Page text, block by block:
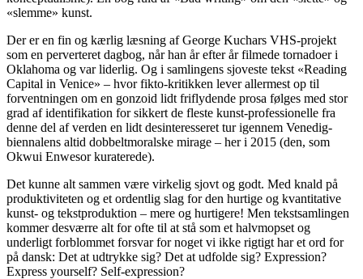
«slemme» kunst.
Der er en fin og kærlig læsning af George Kuchars VHS-projekt
som en perverteret dagbog, når han år efter år filmede tornadoer i
Oklahoma og var liderlig. Og i samlingens sjoveste tekst «Reading
Capital in Venice» – hvor fikto-kritikken lever allermest op til
forventningen om en gonzoid lidt friflydende prosa følges med stor
grad af identifikation for sikkert de fleste kunst-professionelle fra
denne del af verden en lidt desinteresseret tur igennem Venedig-
biennalens altid dobbeltmoralske mirage – her i 2015 (den, som
Okwui Enwesor kuraterede).
Det kunne alt sammen være virkelig sjovt og godt. Med knald på
produktiviteten og et ordentlig slag for den hurtige og kvantitative
kunst- og tekstproduktion – mere og hurtigere! Men tekstsamlingen
kommer desværre alt for ofte til at stå som et halvmopset og
underligt forblommet forsvar for noget vi ikke rigtigt har et ord for
på dansk: Det at udtrykke sig? Det at udfolde sig? Expression?
Express yourself? Self-expression?